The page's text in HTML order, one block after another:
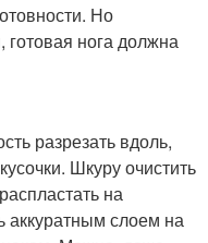
Но
готовая нога должна
разрезать вдоль,
Шкуру очистить
на
аккуратным слоем на